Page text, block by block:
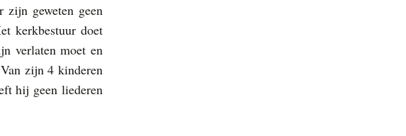
zijn geweten geen
kerkbestuur doet
verlaten moet en
zijn 4 kinderen
hij geen liederen